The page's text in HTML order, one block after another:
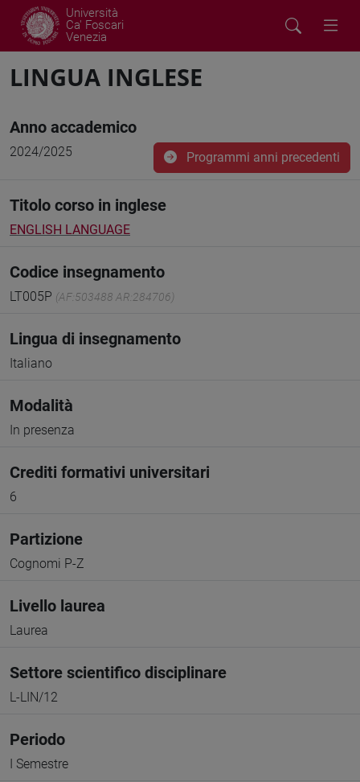
Università
Ca' Foscari
Venezia
LINGUA INGLESE
Anno accademico
2024/2025 Programmi anni precedenti
Titolo corso in inglese
ENGLISH LANGUAGE
Codice insegnamento
LT005P (AF:503488 AR:284706)
Lingua di insegnamento
Italiano
Modalità
In presenza
Crediti formativi universitari
6
Partizione
Cognomi P-Z
Livello laurea
Laurea
Settore scientifico disciplinare
L-LIN/12
Periodo
I Semestre